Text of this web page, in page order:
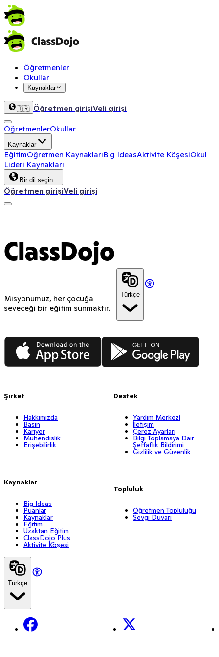
Öğretmenler
Okullar
Kaynaklar
🇹🇷 Öğretmen girişiVeli girişi
ÖğretmenlerOkullar
Kaynaklar
EğitimÖğretmen KaynaklarıBig IdeasAktivite KöşesiOkul
Lideri Kaynakları
Bir dil seçin…
Öğretmen girişiVeli girişi
ClassDojo
Misyonumuz, her çocuğa
seveceği bir eğitim sunmaktır.
Türkçe
App Store Google Play
Şirket
Hakkımızda
Basın
Kariyer
Mühendislik
Erişebilirlik
Kaynaklar
Big Ideas
Puanlar
Kaynaklar
Eğitim
Uzaktan Eğitim
ClassDojo Plus
Aktivite Köşesi
Destek
Yardım Merkezi
İletişim
Çerez Ayarları
Bilgi Toplamaya Dair
Şeffaflık Bildirimi
Gizlilik ve Güvenlik
Topluluk
Öğretmen Topluluğu
Sevgi Duvarı
Türkçe
Facebook X